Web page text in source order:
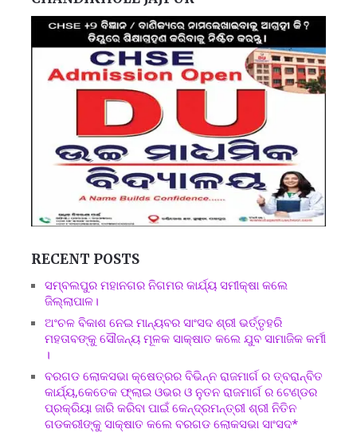
RECENT POSTS
ସମ୍ବଲପୁର ମହାନଗର ନିଗମର କାର୍ଯ୍ୟ ସମୀକ୍ଷା କଲେ
ଜିଲ୍ଲାପାଳ।
ଅଂଚଳ ବିକାଶ ନେଇ ମାନ୍ୟବର ସାଂସଦ ଶ୍ରୀ ଭର୍ତ୍ତୃହରି
ମହତାବଙ୍କୁ ସୌଜନ୍ୟ ମୂଳକ ସାକ୍ଷାତ କଲେ ଯୁବ ସାମାଜିକ କର୍ମୀ
।
ବରଗଡ ଲୋକସଭା କ୍ଷେତ୍ରର ବିଭିନ୍ନ ରାଜମାର୍ଗ ର ତ୍ବରାନ୍ବିତ
କାର୍ଯ୍ୟ,କେତେକ ଫ୍ଲାଇ ଓଭର ଓ ନୁତନ ରାଜମାର୍ଗ ର ଟେଣ୍ଡର
ପ୍ରକ୍ରିୟା ଜାରି କରିବା ପାଇଁ କେନ୍ଦ୍ରମନ୍ତ୍ରୀ ଶ୍ରୀ ନିତିନ
ଗଡକରୀଙ୍କୁ ସାକ୍ଷାତ କଲେ ବରଗଡ ଲୋକସଭା ସାଂସଦ*